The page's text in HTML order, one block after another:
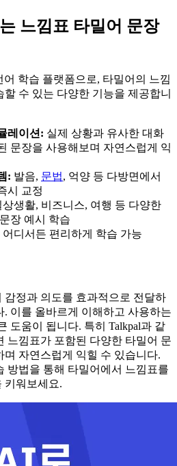
느낌표 타밀어 문장
어 학습 플랫폼으로, 타밀어의 느낌
수 있는 다양한 기능을 제공합니
레이션: 실제 상황과 유사한 대화
문장을 사용해보며 자연스럽게 익
: 발음, 문법, 억양 등 다방면에서
시 교정
상생활, 비즈니스, 여행 등 다양한
장 예시 학습
어디서든 편리하게 학습 가능
감정과 의도를 효과적으로 전달하
이를 올바르게 이해하고 사용하는
도움이 됩니다. 특히 Talkpal과 같
느낌표가 포함된 다양한 타밀어 문
자연스럽게 익힐 수 있습니다.
방법을 통해 타밀어에서 느낌표를
키워보세요.